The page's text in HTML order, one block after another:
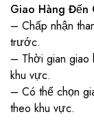
Giao Hàng Đến
– Chấp nhận
trước.
– Thời gian giao
khu vực.
– Có thể chọn
theo khu vực.